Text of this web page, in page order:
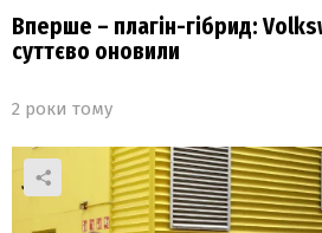
Вперше – плагін-гібрид:
суттєво оновили
2 роки тому